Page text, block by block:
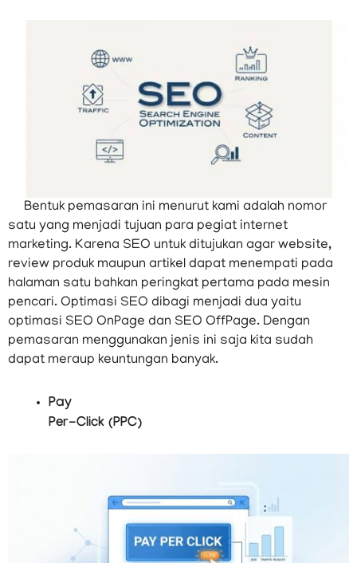
Bentuk pemasaran ini menurut kami adalah nomor
satu yang menjadi tujuan para pegiat internet
marketing. Karena SEO untuk ditujukan agar website,
review produk maupun artikel dapat menempati pada
halaman satu bahkan peringkat pertama pada mesin
pencari. Optimasi SEO dibagi menjadi dua yaitu
optimasi SEO OnPage dan SEO OffPage. Dengan
pemasaran menggunakan jenis ini saja kita sudah
dapat meraup keuntungan banyak.
Pay
Per-Click (PPC)